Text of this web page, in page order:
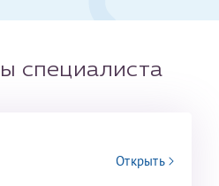
специалиста
Открыть
разворот с фотографией,